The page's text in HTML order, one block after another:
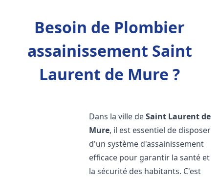
Besoin de Plombier
assainissement Saint
Laurent de Mure ?
Dans la ville deSaint Laurent de
Mure, il est essentiel de disposer
d'un système d'assainissement
efficace pour garantir la santé et
la sécurité des habitants. C'est